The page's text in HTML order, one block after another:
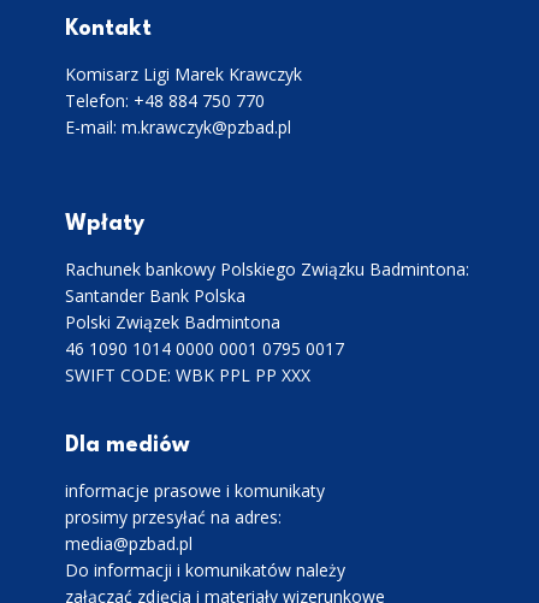
Kontakt
Komisarz Ligi Marek Krawczyk
Telefon: +48 884 750 770
E-mail: m.krawczyk@pzbad.pl
Wpłaty
Rachunek bankowy Polskiego Związku Badmintona:
Santander Bank Polska
Polski Związek Badmintona
46 1090 1014 0000 0001 0795 0017
SWIFT CODE: WBK PPL PP XXX
Dla mediów
informacje prasowe i komunikaty
prosimy przesyłać na adres:
media@pzbad.pl
Do informacji i komunikatów należy
załączać zdjęcia i materiały wizerunkowe